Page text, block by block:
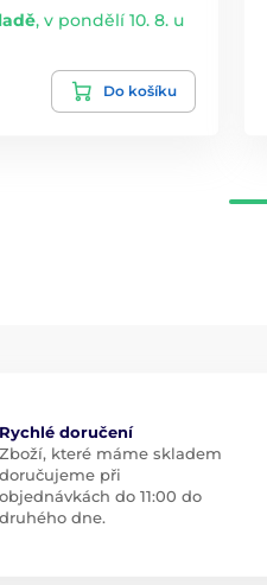
, v pondělí 10. 8. u
Do košíku
Rychlé doručení
Zboží, které máme skladem
doručujeme při
objednávkách do 11:00 do
druhého dne.